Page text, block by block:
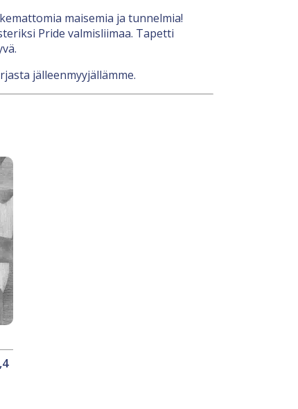
maisemia ja tunnelmia!
Pride valmisliimaa. Tapetti
jälleenmyyjällämme.